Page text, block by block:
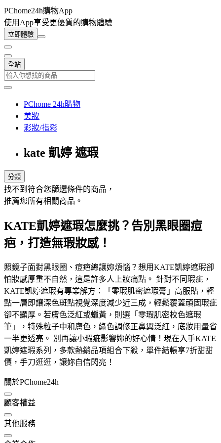
PChome24h購物App
使用App享受更優質的購物體驗
立即體驗
全站
PChome 24h購物
美妝
彩妝/指彩
kate 凱婷 遮瑕
分類
找不到符合您篩選條件的商品，
推薦您所有相關商品。
KATE凱婷遮瑕怎麼挑？告別黑眼圈痘
疤，打造無瑕妝感！
照鏡子面對黑眼圈、痘疤總讓妳煩惱？想用KATE凱婷遮瑕卻
怕妝感厚重不自然，這是許多人上妝痛點。 針對不同瑕疵，
KATE凱婷遮瑕有專業解方：「零瑕肌密遮瑕膏」高服貼，輕
點一層即讓深色斑點視覺深度減少近三成，輕鬆覆蓋頑固瑕疵
卻不顯厚。若膚色泛紅或蠟黃，則選「零瑕肌密校色遮瑕
筆」，特殊粒子中和膚色，綠色調修正鼻翼泛紅，底妝用量省
一半更透亮。 別再讓小瑕疵影響妳的好心情！現在入手KATE
凱婷遮瑕系列，多款熱銷品項組合下殺，單件結帳享7折甜甜
價，手刀逛逛，讓妳自信閃亮！
關於PChome24h
顧客權益
其他服務